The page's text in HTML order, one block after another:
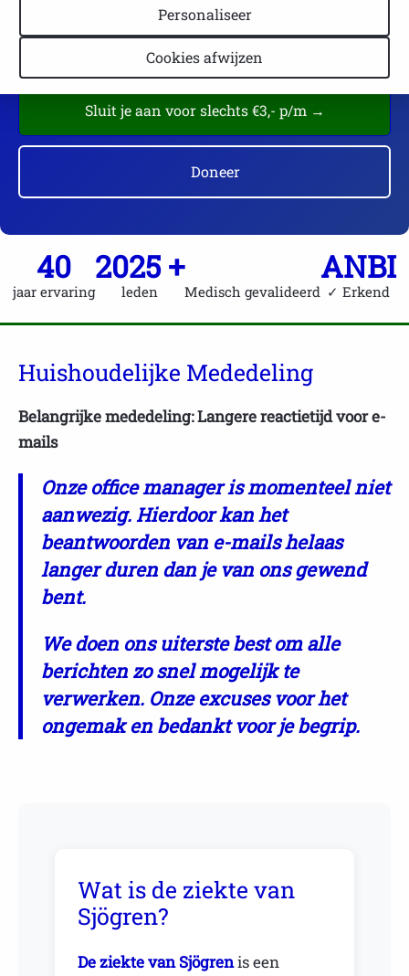
Belangenbehartiging leden
Sluit je aan voor slechts €3,- p/m →
Doneer
40
jaar ervaring
2025 +
leden Medisch gevalideerd
ANBI
✓ Erkend
Huishoudelijke Mededeling
Belangrijke mededeling: Langere reactietijd voor e-
mails
Onze office manager is momenteel niet
aanwezig. Hierdoor kan het
beantwoorden van e-mails helaas
langer duren dan je van ons gewend
bent.
We doen ons uiterste best om alle
berichten zo snel mogelijk te
verwerken. Onze excuses voor het
ongemak en bedankt voor je begrip.
Wat is de ziekte van
Sjögren?
De ziekte van Sjögrenis een
Personaliseer
Cookies afwijzen